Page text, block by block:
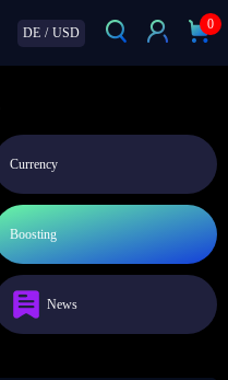
DE / USD
0
Currency
Boosting
News